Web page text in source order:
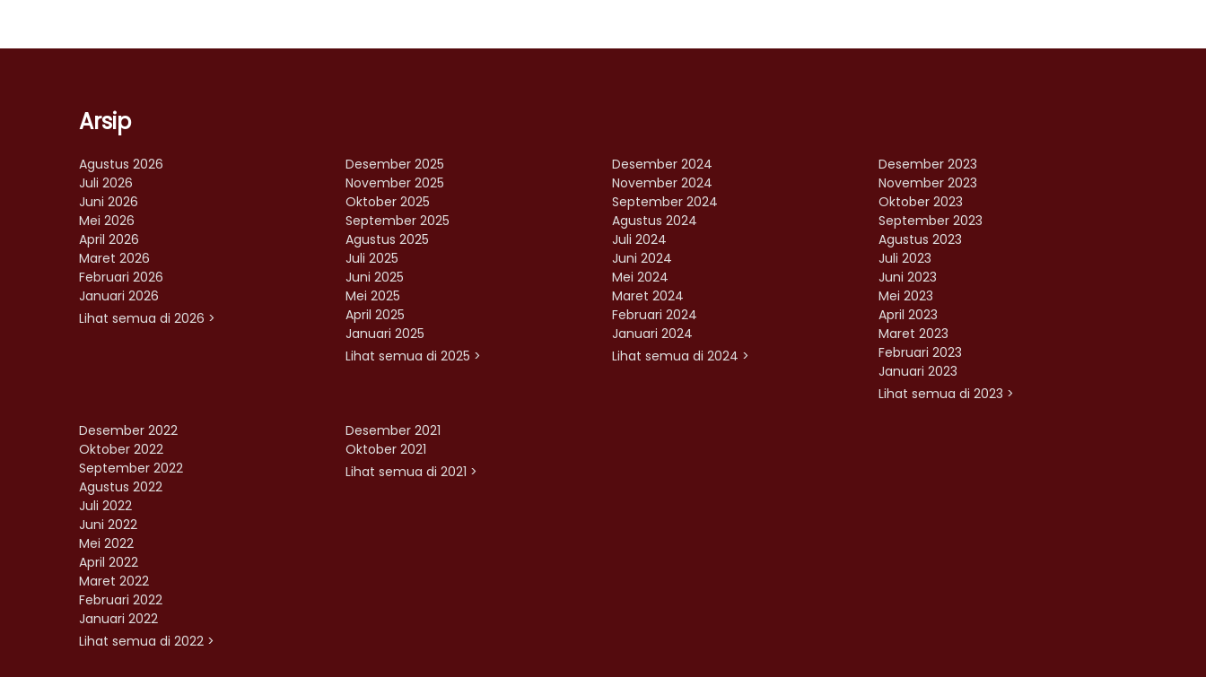
Arsip
Agustus 2026
Juli 2026
Juni 2026
Mei 2026
April 2026
Maret 2026
Februari 2026
Januari 2026
Lihat semua di 2026 >
Desember 2025
November 2025
Oktober 2025
September 2025
Agustus 2025
Juli 2025
Juni 2025
Mei 2025
April 2025
Januari 2025
Lihat semua di 2025 >
Desember 2024
November 2024
September 2024
Agustus 2024
Juli 2024
Juni 2024
Mei 2024
Maret 2024
Februari 2024
Januari 2024
Lihat semua di 2024 >
Desember 2023
November 2023
Oktober 2023
September 2023
Agustus 2023
Juli 2023
Juni 2023
Mei 2023
April 2023
Maret 2023
Februari 2023
Januari 2023
Lihat semua di 2023 >
Desember 2022
Oktober 2022
September 2022
Agustus 2022
Juli 2022
Juni 2022
Mei 2022
April 2022
Maret 2022
Februari 2022
Januari 2022
Lihat semua di 2022 >
Desember 2021
Oktober 2021
Lihat semua di 2021 >